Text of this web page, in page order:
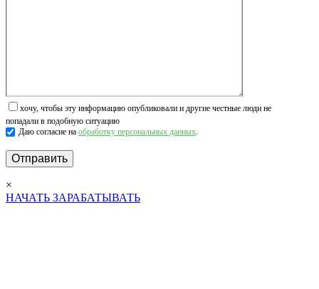
хочу, чтобы эту информацию опубликовали и другие честные люди не
попадали в подобную ситуацию
Даю согласие на обработку персональных данных.
×
НАЧАТЬ ЗАРАБАТЫВАТЬ